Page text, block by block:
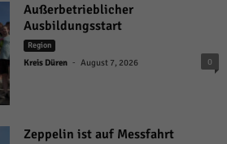
Außerbetrieblicher
Ausbildungsstart
Region
Kreis Düren - August 7, 2026 0
Zeppelin ist auf Messfahrt